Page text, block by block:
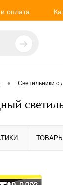
оплата
• Светильники с